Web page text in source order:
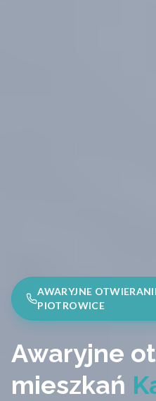
AWARYJNE
PIOTROWICE
Awaryjne
mieszkań